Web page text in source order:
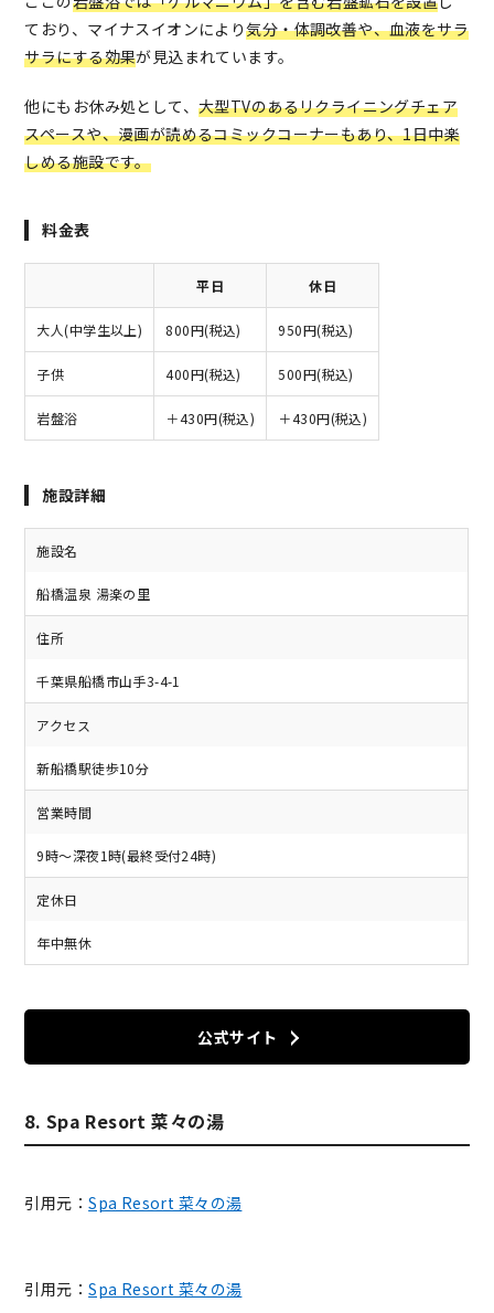
ており、マイナスイオンにより気分・体調改善や、血液をサラ
サラにする効果が見込まれています。
他にもお休み処として、大型TVのあるリクライニングチェア
スペースや、漫画が読めるコミックコーナーもあり、1日中楽
しめる施設です。
料金表
平日 休日
大人(中学生以上) 800円(税込) 950円(税込)
子供 400円(税込) 500円(税込)
岩盤浴 ＋430円(税込) ＋430円(税込)
施設詳細
施設名
船橋温泉 湯楽の里
住所
千葉県船橋市山手3-4-1
アクセス
新船橋駅徒歩10分
営業時間
9時～深夜1時(最終受付24時)
定休日
年中無休
公式サイト
8. Spa Resort 菜々の湯
引用元：Spa Resort 菜々の湯
引用元：Spa Resort 菜々の湯